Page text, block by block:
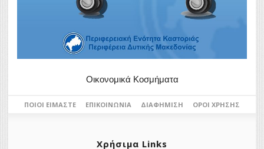
Οικονομικά Κοσμήματα
ΠΟΙΟΙ ΕΊΜΑΣΤΕ ΕΠΙΚΟΙΝΩΝΊΑ ΔΙΑΦΉΜΙΣΗ ΌΡΟΙ ΧΡΉΣΗΣ
Χρήσιμα Links